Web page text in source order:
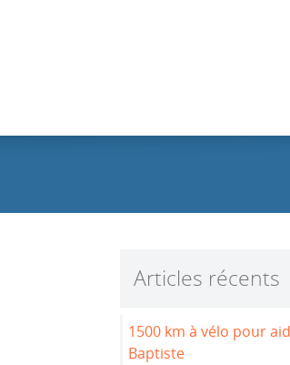
Articles récents
1500 km à vélo pour
Baptiste